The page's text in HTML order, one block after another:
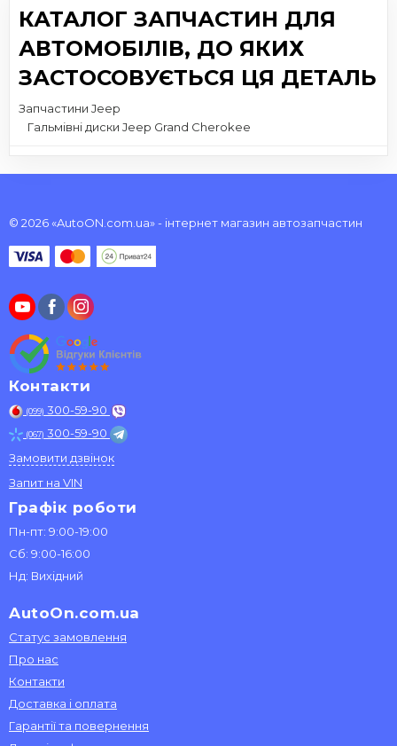
КАТАЛОГ ЗАПЧАСТИН ДЛЯ
АВТОМОБІЛІВ, ДО ЯКИХ
ЗАСТОСОВУЄТЬСЯ ЦЯ ДЕТАЛЬ
Запчастини Jeep
Гальмівні диски Jeep Grand Cherokee
© 2026 «AutoON.com.ua» - інтернет магазин автозапчастин
Контакти
(099) 300-59-90
(067) 300-59-90
Замовити дзвінок
Запит на VIN
Графік роботи
Пн-пт: 9:00-19:00
Сб: 9:00-16:00
Нд: Вихідний
AutoOn.com.ua
Статус замовлення
Про нас
Контакти
Доставка і оплата
Гарантії та повернення